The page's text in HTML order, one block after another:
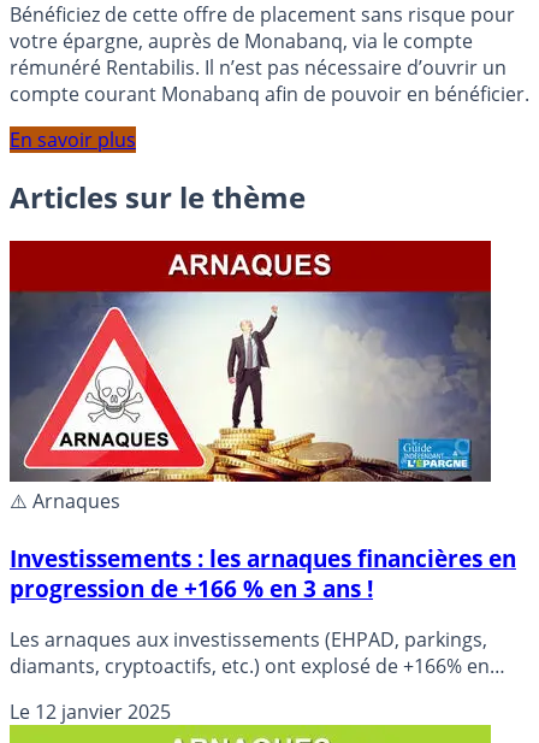
Bénéficiez de cette offre de placement sans risque pour
votre épargne, auprès de Monabanq, via le compte
rémunéré Rentabilis. Il n’est pas nécessaire d’ouvrir un
compte courant Monabanq afin de pouvoir en bénéficier.
En savoir plus
Articles sur le thème
⚠️ Arnaques
Investissements : les arnaques financières en
progression de +166 % en 3 ans !
Les arnaques aux investissements (EHPAD, parkings,
diamants, cryptoactifs, etc.) ont explosé de +166% en
Le 12 janvier 2025